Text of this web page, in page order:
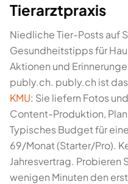
Tierarztpraxis
Niedliche Tier-Posts auf
Gesundheitstipps für
Aktionen und
publy.ch. publy.ch ist
KMU: Sie liefern Fotos
Content-Produktion,
Typisches Budget für
69/Monat (Starter/Pro).
Jahresvertrag. Probieren
wenigen Minuten den